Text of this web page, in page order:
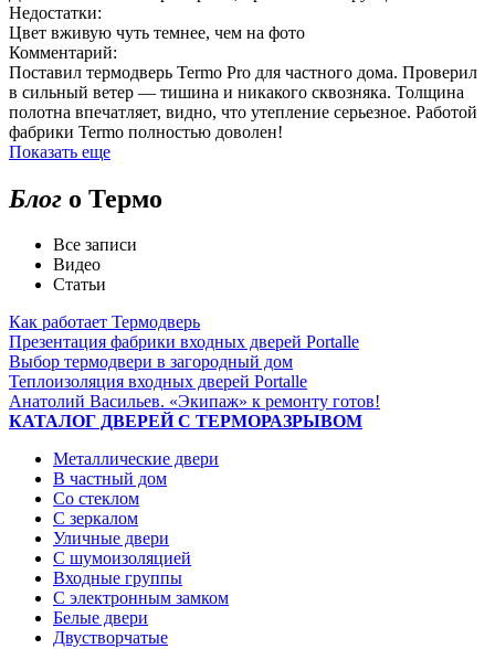
Недостатки:
Цвет вживую чуть темнее, чем на фото
Комментарий:
Поставил термодверь Termo Pro для частного дома. Проверил
в сильный ветер — тишина и никакого сквозняка. Толщина
полотна впечатляет, видно, что утепление серьезное. Работой
фабрики Termo полностью доволен!
Показать еще
Блог о Термо
Все записи
Видео
Статьи
Как работает Термодверь
Презентация фабрики входных дверей Portalle
Выбор термодвери в загородный дом
Теплоизоляция входных дверей Portalle
Анатолий Васильев. «Экипаж» к ремонту готов!
КАТАЛОГ ДВЕРЕЙ С ТЕРМОРАЗРЫВОМ
Металлические двери
В частный дом
Со стеклом
С зеркалом
Уличные двери
С шумоизоляцией
Входные группы
С электронным замком
Белые двери
Двустворчатые